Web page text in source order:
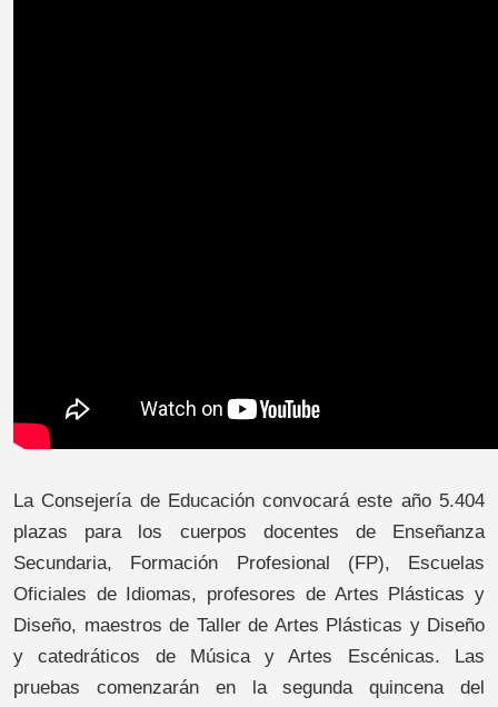
La Consejería de Educación convocará este año 5.404
plazas para los cuerpos docentes de Enseñanza
Secundaria, Formación Profesional (FP), Escuelas
Oficiales de Idiomas, profesores de Artes Plásticas y
Diseño, maestros de Taller de Artes Plásticas y Diseño
y catedráticos de Música y Artes Escénicas. Las
pruebas comenzarán en la segunda quincena del